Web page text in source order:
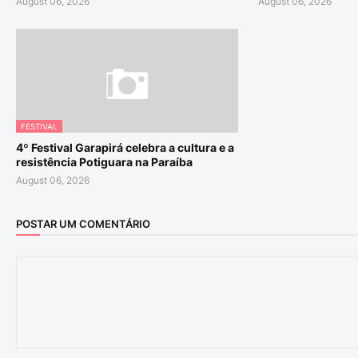
FESTIVAL
4º Festival Garapirá celebra a cultura e a
resistência Potiguara na Paraíba
August 06, 2026
POSTAR UM COMENTÁRIO